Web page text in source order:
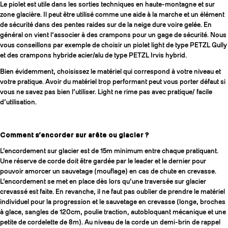
Le piolet est utile dans les sorties techniques en haute-montagne et sur
zone glacière. Il peut être utilisé comme une aide à la marche et un élément
de sécurité dans des pentes raides sur de la neige dure voire gelée. En
général on vient l‘associer à des crampons pour un gage de sécurité. Nous
vous conseillons par exemple de choisir un piolet light de type PETZL Gully
et des crampons hybride acier/alu de type PETZL Irvis hybrid.
Bien évidemment, choisissez le matériel qui correspond à votre niveau et
votre pratique. Avoir du matériel trop performant peut vous porter défaut si
vous ne savez pas bien l’utiliser. Light ne rime pas avec pratique/ facile
d’utilisation.
Comment s’encorder sur arête ou glacier ?
L’encordement sur glacier est de 15m minimum entre chaque pratiquant.
Une réserve de corde doit être gardée par le leader et le dernier pour
pouvoir amorcer un sauvetage (mouflage) en cas de chute en crevasse.
L’encordement se met en place dès lors qu’une traversée sur glacier
crevassé est faite. En revanche, il ne faut pas oublier de prendre le matériel
individuel pour la progression et le sauvetage en crevasse (longe, broches
à glace, sangles de 120cm, poulie traction, autobloquant mécanique et une
petite de cordelette de 8m). Au niveau de la corde un demi-brin de rappel